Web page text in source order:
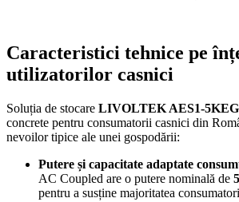
Caracteristici tehnice pe
utilizatorilor casnici
Soluția de stocare LIVOLTEK AES1-
concrete pentru consumatorii casnici din
nevoilor tipice ale unei gospodării:
Putere și capacitate adaptate
AC Coupled are o putere nominală de
pentru a susține majoritatea